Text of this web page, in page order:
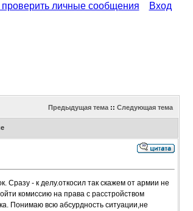
проверить личные сообщения Вход
Предыдущая тема:: Следующая тема
- к делу.откосил так скажем от армии не
комиссию на права с расстройством
Понимаю всю абсурдность ситуации,не